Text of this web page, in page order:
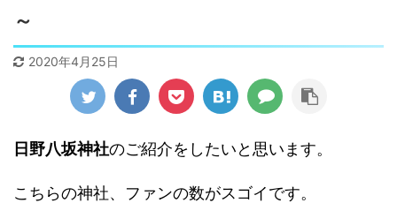
～
2020年4月25日
日野八坂神社のご紹介をしたいと思います。
こちらの神社、ファンの数がスゴイです。